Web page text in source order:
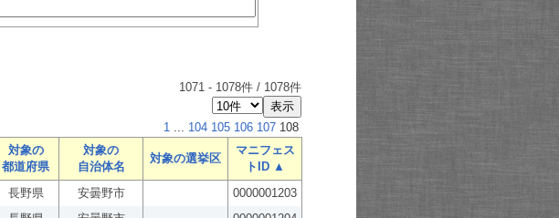
1071 - 1078件 / 1078件
1 ... 104 105 106 107 108
対象の
都道府県
対象の
自治体名
対象の選挙区
マニフェス
トID ▲
長野県 安曇野市
0000001203